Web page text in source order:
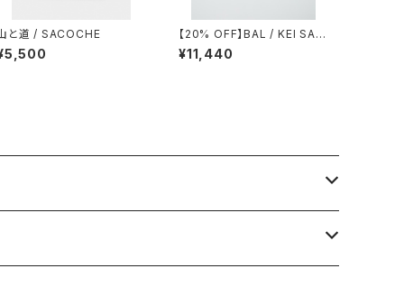
と道 / SACOCHE
【20% OFF】BAL / KEI SAK
AWAKI 2
¥11,440